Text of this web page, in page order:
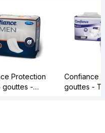
Protection
gouttes -
Confiance
gouttes -